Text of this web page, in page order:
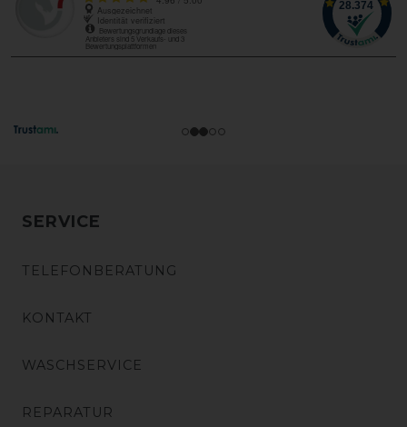
SERVICE
TELEFONBERATUNG
KONTAKT
WASCHSERVICE
REPARATUR